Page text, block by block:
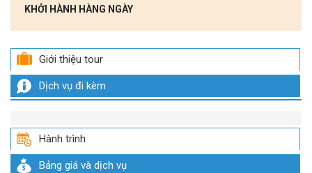
KHỞI HÀNH HÀNG NGÀY
Giới thiệu tour
Dịch vụ đi kèm
Hành trình
Bảng giá và dịch vụ